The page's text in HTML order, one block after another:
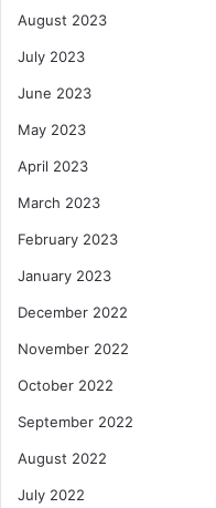
August 2023
July 2023
June 2023
May 2023
April 2023
March 2023
February 2023
January 2023
December 2022
November 2022
October 2022
September 2022
August 2022
July 2022